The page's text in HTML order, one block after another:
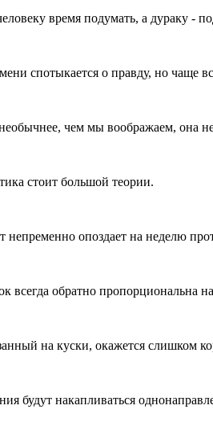
время подумать, а дураку -
спотыкается о правду, но чаще
чем мы воображаем, она
стоит большой теории.
непременно опоздает на неделю
всегда обратно пропорциональна
на куски, окажется слишком
будут накапливаться